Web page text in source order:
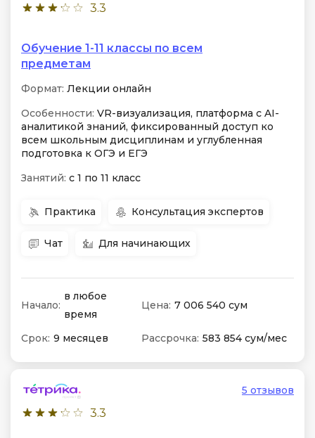
3.3
Обучение 1-11 классы по всем
предметам
Формат: Лекции онлайн
Особенности: VR-визуализация, платформа с AI-
аналитикой знаний, фиксированный доступ ко
всем школьным дисциплинам и углубленная
подготовка к ОГЭ и ЕГЭ
Занятий: с 1 по 11 класс
Практика Консультация экспертов
Чат Для начинающих
Начало:
в любое
время
Цена: 7 006 540 сум
Срок: 9 месяцев Рассрочка: 583 854 сум/мес
3.3
5 отзывов